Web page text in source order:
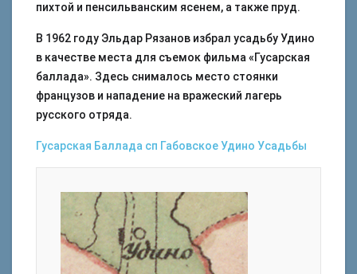
пихтой и пенсильванским ясенем, а также пруд.
В 1962 году Эльдар Рязанов избрал усадьбу Удино
в качестве места для съемок фильма «Гусарская
баллада». Здесь снималось место стоянки
французов и нападение на вражеский лагерь
русского отряда.
Гусарская Баллада сп ГабовскоеУдино Усадьбы